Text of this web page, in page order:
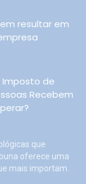
resultar em
Imposto de
Recebem
que
oferece uma
mais importam.